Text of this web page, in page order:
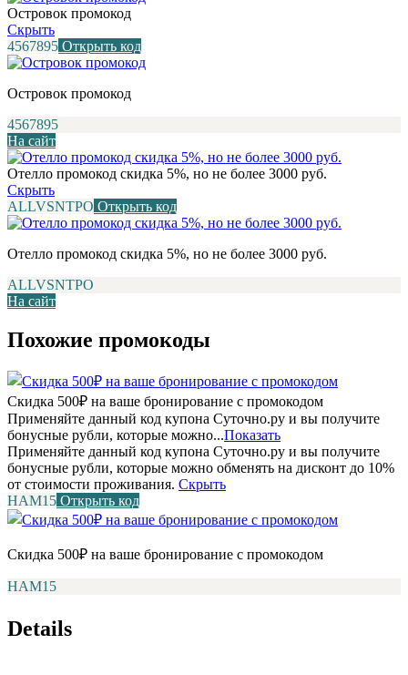
Островок промокод
Скрыть
4567895 Открыть код
Островок промокод
4567895
На сайт
Отелло промокод скидка 5%, но не более 3000 руб.
Скрыть
ALLVSNTPO Открыть код
Отелло промокод скидка 5%, но не более 3000 руб.
ALLVSNTPO
На сайт
Похожие промокоды
Скидка 500₽ на ваше бронирование с промокодом
Применяйте данный код купона Суточно.ру и вы получите
бонусные рубли, которые можно...Показать
Применяйте данный код купона Суточно.ру и вы получите
бонусные рубли, которые можно обменять на дисконт до 10%
от стоимости проживания. Скрыть
НАМ15 Открыть код
Скидка 500₽ на ваше бронирование с промокодом
НАМ15
Details